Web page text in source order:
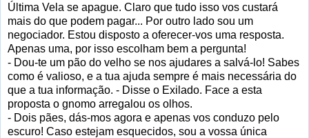
Última Vela se apague. Claro que tudo isso vos custará
mais do que podem pagar... Por outro lado sou um
negociador. Estou disposto a oferecer-vos uma resposta.
Apenas uma, por isso escolham bem a pergunta!
- Dou-te um pão do velho se nos ajudares a salvá-lo! Sabes
como é valioso, e a tua ajuda sempre é mais necessária do
que a tua informação. - Disse o Exilado. Face a esta
proposta o gnomo arregalou os olhos.
- Dois pães, dás-mos agora e apenas vos conduzo pelo
escuro! Caso estejam esquecidos, sou a vossa única